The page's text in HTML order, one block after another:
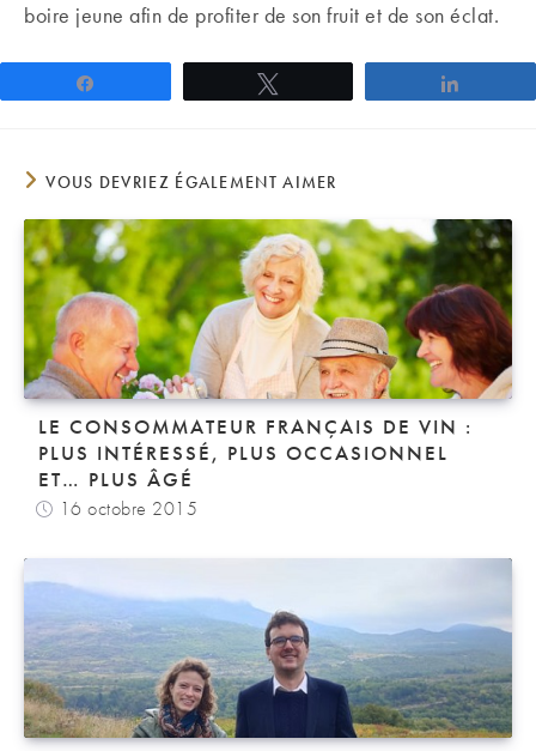
boire jeune afin de profiter de son fruit et de son éclat.
VOUS DEVRIEZ ÉGALEMENT AIMER
LE CONSOMMATEUR FRANÇAIS DE VIN :
PLUS INTÉRESSÉ, PLUS OCCASIONNEL
ET… PLUS ÂGÉ
16 octobre 2015